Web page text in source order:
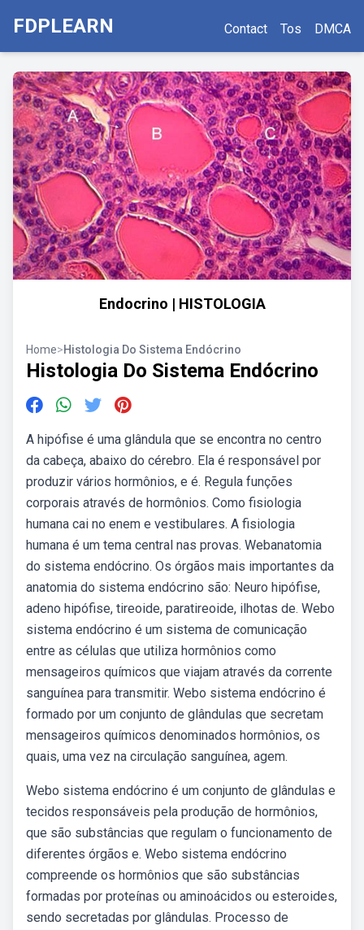
FDPLEARN Contact Tos DMCA
Endocrino | HISTOLOGIA
Home>Histologia Do Sistema Endócrino
Histologia Do Sistema Endócrino
A hipófise é uma glândula que se encontra no centro
da cabeça, abaixo do cérebro. Ela é responsável por
produzir vários hormônios, e é. Regula funções
corporais através de hormônios. Como fisiologia
humana cai no enem e vestibulares. A fisiologia
humana é um tema central nas provas. Webanatomia
do sistema endócrino. Os órgãos mais importantes da
anatomia do sistema endócrino são: Neuro hipófise,
adeno hipófise, tireoide, paratireoide, ilhotas de. Webo
sistema endócrino é um sistema de comunicação
entre as células que utiliza hormônios como
mensageiros químicos que viajam através da corrente
sanguínea para transmitir. Webo sistema endócrino é
formado por um conjunto de glândulas que secretam
mensageiros químicos denominados hormônios, os
quais, uma vez na circulação sanguínea, agem.
Webo sistema endócrino é um conjunto de glândulas e
tecidos responsáveis pela produção de hormônios,
que são substâncias que regulam o funcionamento de
diferentes órgãos e. Webo sistema endócrino
compreende os hormônios que são substâncias
formadas por proteínas ou aminoácidos ou esteroides,
sendo secretadas por glândulas. Processo de